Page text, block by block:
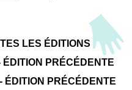
LES ÉDITIONS
PRÉCÉDENTE
ÉDITION PRÉCÉDENTE